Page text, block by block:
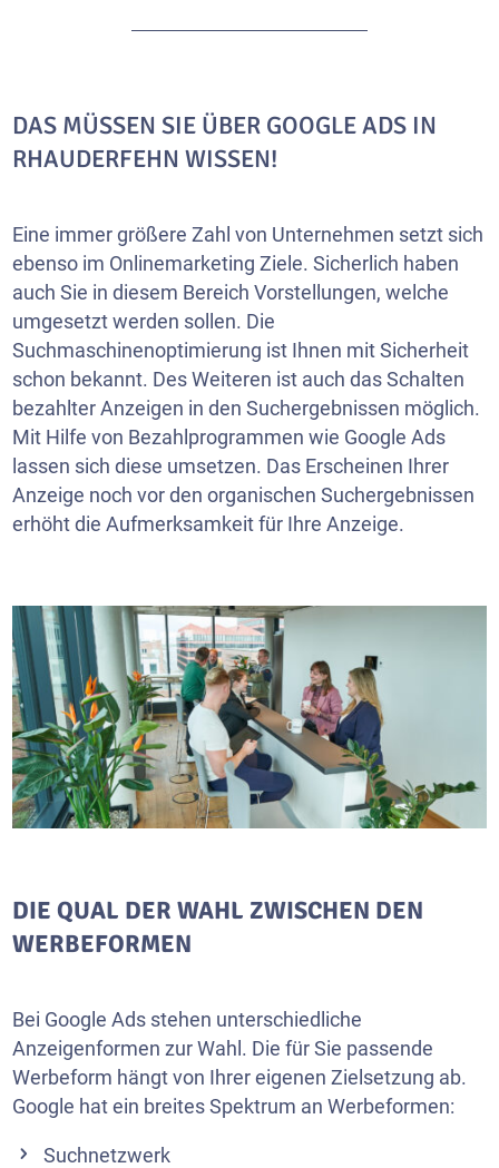
DAS MÜSSEN SIE ÜBER GOOGLE ADS IN
RHAUDERFEHN WISSEN!
Eine immer größere Zahl von Unternehmen setzt sich
ebenso im Onlinemarketing Ziele. Sicherlich haben
auch Sie in diesem Bereich Vorstellungen, welche
umgesetzt werden sollen. Die
Suchmaschinenoptimierung ist Ihnen mit Sicherheit
schon bekannt. Des Weiteren ist auch das Schalten
bezahlter Anzeigen in den Suchergebnissen möglich.
Mit Hilfe von Bezahlprogrammen wie Google Ads
lassen sich diese umsetzen. Das Erscheinen Ihrer
Anzeige noch vor den organischen Suchergebnissen
erhöht die Aufmerksamkeit für Ihre Anzeige.
DIE QUAL DER WAHL ZWISCHEN DEN
WERBEFORMEN
Bei Google Ads stehen unterschiedliche
Anzeigenformen zur Wahl. Die für Sie passende
Werbeform hängt von Ihrer eigenen Zielsetzung ab.
Google hat ein breites Spektrum an Werbeformen:
Suchnetzwerk